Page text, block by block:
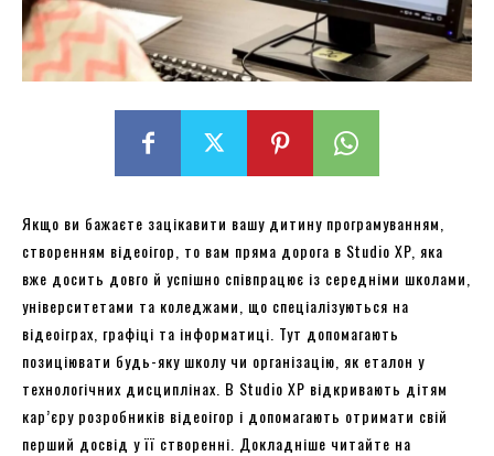
Якщо ви бажаєте зацікавити вашу дитину програмуванням,
створенням відеоігор, то вам пряма дорога в Studio XP, яка
вже досить довго й успішно співпрацює із середніми школами,
університетами та коледжами, що спеціалізуються на
відеоіграх, графіці та інформатиці. Тут допомагають
позиціювати будь-яку школу чи організацію, як еталон у
технологічних дисциплінах. В Studio XP відкривають дітям
кар’єру розробників відеоігор і допомагають отримати свій
перший досвід у її створенні. Докладніше читайте на